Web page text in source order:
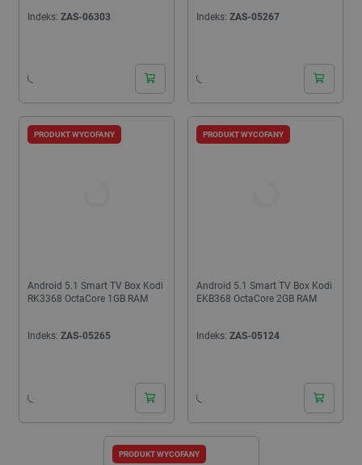
Indeks: ZAS-06303 Indeks: ZAS-05267
Android 5.1 Smart TV Box Kodi
RK3368 OctaCore 1GB RAM
Indeks: ZAS-05265
PRODUKT WYCOFANY
Android 5.1 Smart TV Box Kodi
EKB368 OctaCore 2GB RAM
Indeks: ZAS-05124
PRODUKT WYCOFANY
PRODUKT WYCOFANY